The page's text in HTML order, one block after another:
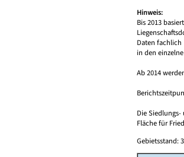
Hinweis:
Bis 2013
Daten fachlich
in den
Ab 2014
Die
Fläche für
Gebietsstand: